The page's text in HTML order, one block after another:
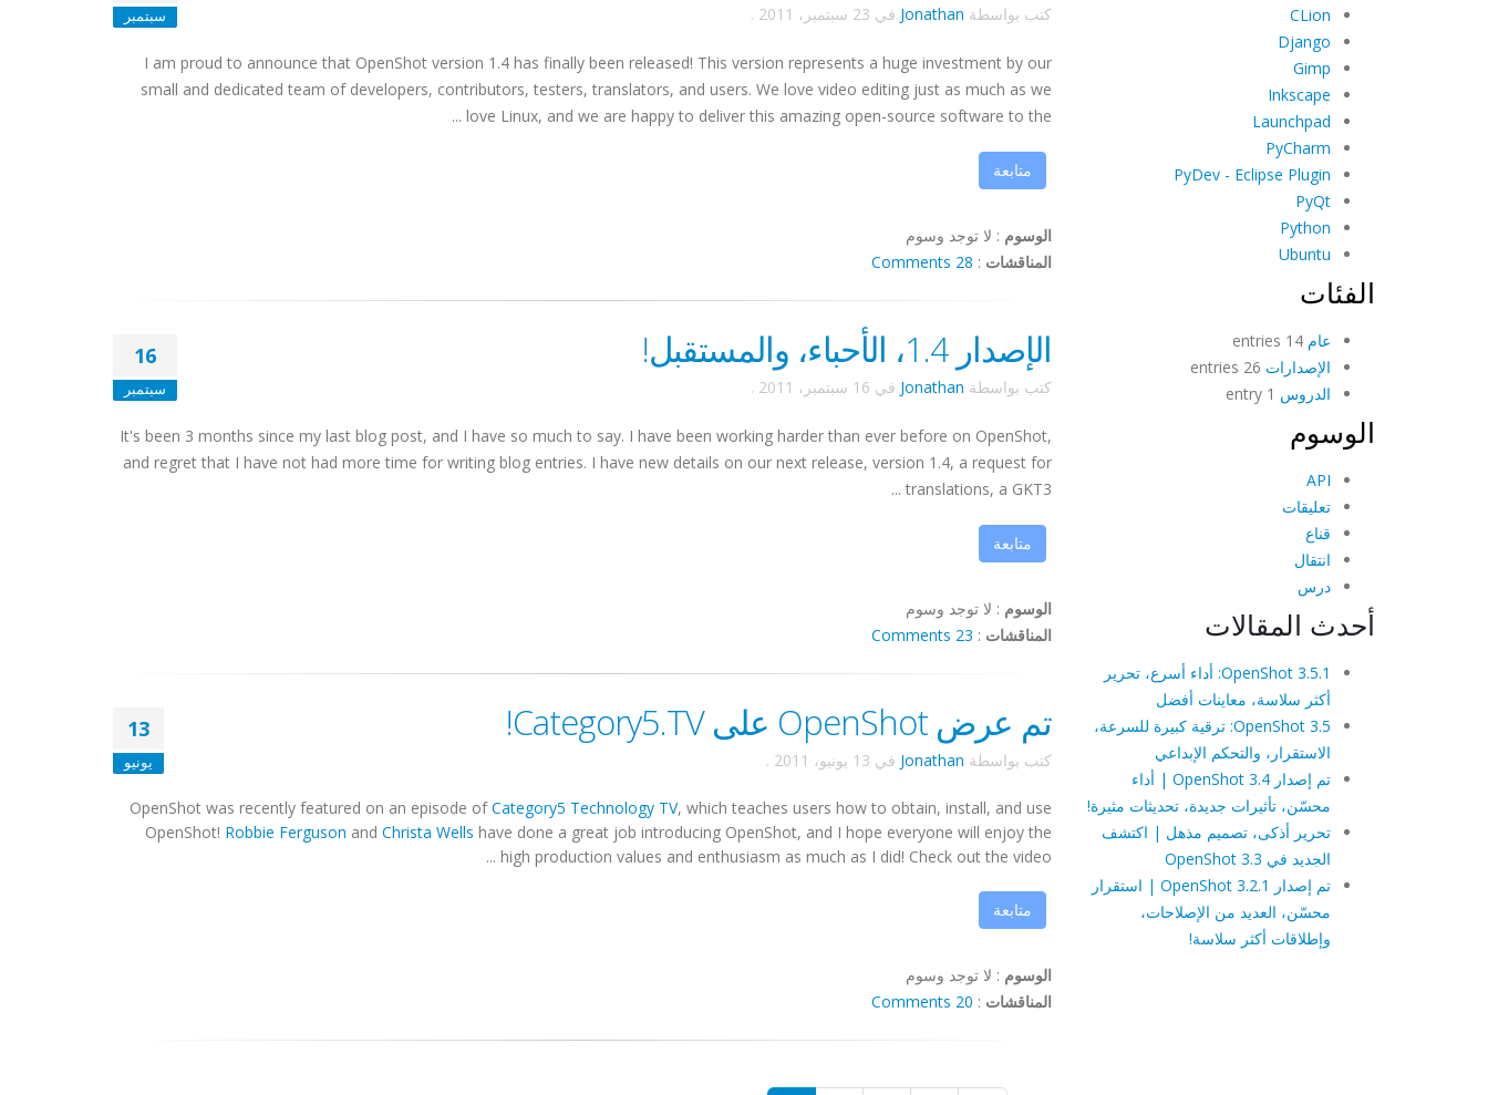
سبتمبر كتب بواسطة Jonathan في 23 سبتمبر، 2011 .
I am proud to announce that OpenShot version 1.4 has finally been released! This version represents a huge investment by our
small and dedicated team of developers, contributors, testers, translators, and users. We love video editing just as much as we
love Linux, and we are happy to deliver this amazing open-source software to the ...
متابعة
الوسوم : لا توجد وسوم
المناقشات :
28 Comments
16
سبتمبر
الإصدار 1.4، الأحباء، والمستقبل!
كتب بواسطة Jonathan في 16 سبتمبر، 2011 .
It's been 3 months since my last blog post, and I have so much to say. I have been working harder than ever before on OpenShot,
and regret that I have not had more time for writing blog entries. I have new details on our next release, version 1.4, a request for
translations, a GKT3 ...
متابعة
الوسوم : لا توجد وسوم
المناقشات :
23 Comments
13
يونيو
تم عرض OpenShot على Category5.TV!
كتب بواسطة Jonathan في 13 يونيو، 2011 .
OpenShot was recently featured on an episode ofCategory5 Technology TV, which teaches users how to obtain, install, and use
OpenShot! Robbie Ferguson and Christa Wells have done a great job introducing OpenShot, and I hope everyone will enjoy the
high production values and enthusiasm as much as I did! Check out the video ...
متابعة
الوسوم : لا توجد وسوم
المناقشات :
20 Comments
CLion
Django
Gimp
Inkscape
Launchpad
PyCharm
PyDev - Eclipse Plugin
PyQt
Python
Ubuntu
الفئات
عام
الإصدارات
الدروس
الوسوم
API
تعليقات
قناع
انتقال
درس
أحدث المقالات
OpenShot 3.5.1: أداء أسرع، تحرير
أكثر سلاسة، معاينات أفضل
OpenShot 3.5: ترقية كبيرة للسرعة،
الاستقرار، والتحكم الإبداعي
تم إصدار OpenShot 3.4 | أداء
محسّن، تأثيرات جديدة، تحديثات مثيرة!
تحرير أذكى، تصميم مذهل | اكتشف
الجديد في OpenShot 3.3
تم إصدار OpenShot 3.2.1 | استقرار
محسّن، العديد من الإصلاحات،
وإطلاقات أكثر سلاسة!